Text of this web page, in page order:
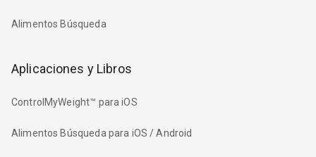
Alimentos Búsqueda
Aplicaciones y Libros
ControlMyWeight™ para iOS
Alimentos Búsqueda para iOS / Android